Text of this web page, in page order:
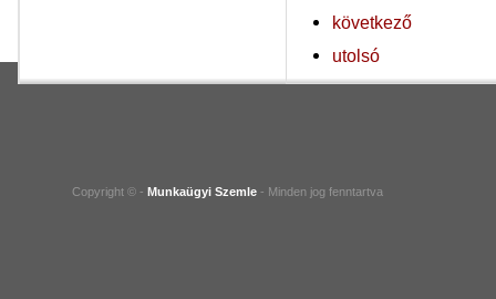
következő
utolsó
Copyright © - Munkaügyi Szemle - Minden jog fenntartva